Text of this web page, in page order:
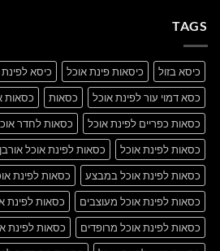
TAGS
כיסא בזול כיסאות פינת אוכל
כיסא
כסא דמוי עור לפינת אוכל
כסאות
כסאות
כסאות כפריים לפינת אוכל
כסאות לחדר
כסאות לפינת אוכל
כסאות לפינת אוכל אורבן
כסאות לפינת אוכל במבצע
כסאות לפינת
כסאות לפינת אוכל מעוצבים
כסאות לפינת
כסאות לפינת אוכל מרופדים
כסאות לפינת